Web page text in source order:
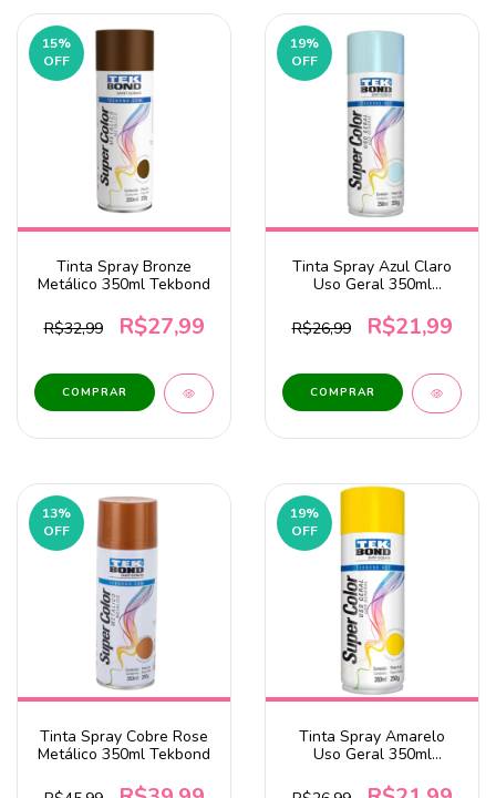
15%
OFF
Tinta Spray Bronze
Metálico 350ml Tekbond
R$32,99 R$27,99
19%
OFF
Tinta Spray Azul Claro
Uso Geral 350ml
R$26,99
R$21,99
13%
OFF
Tinta Spray Cobre Rose
Metálico 350ml Tekbond
19%
OFF
Tinta Spray Amarelo
Uso Geral 350ml